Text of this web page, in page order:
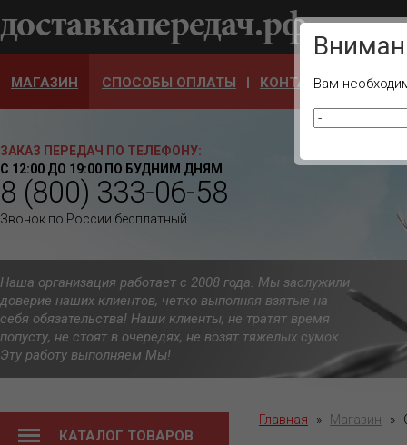
Ваш
МАГАЗИН СПОСОБЫ ОПЛАТЫ КОНТАКТЫ
ЗАКАЗ ПЕРЕДАЧ ПО ТЕЛЕФОНУ:
С 12:00 ДО 19:00 ПО БУДНИМ ДНЯМ
8 (800) 333-06-58
Звонок по России бесплатный
Наша организация работает с 2008 года. Мы заслужили
доверие наших клиентов, четко выполняя взятые на
себя обязательства! Наши клиенты, не тратят время
попусту, не стоят в очередях, не возят тяжелых сумок.
Эту работу выполняем Мы!
КАТАЛОГ ТОВАРОВ
Главная » Магазин »
Вам